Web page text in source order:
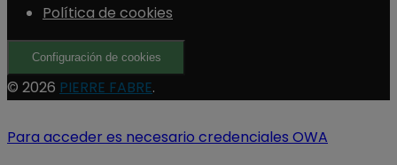
Política de cookies
Configuración de cookies
© 2026 PIERRE FABRE.
Para acceder es necesario credenciales OWA